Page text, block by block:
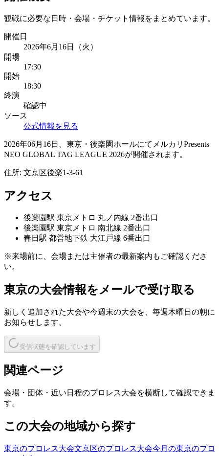
観戦に必要な日時・会場・チケット情報をまとめています。
開催日
2026年6月16日（火）
開場
17:30
開始
18:30
終演
確認中
ソース
公式情報を見る
2026年06月16日、東京・後楽園ホールにてメルカリPresents
NEO GLOBAL TAG LEAGUE 2026が開催されます。
住所: 文京区後楽1-3-61
アクセス
後楽園駅 東京メトロ 丸ノ内線 2番出口
後楽園駅 東京メトロ 南北線 2番出口
春日駅 都営地下鉄 大江戸線 6番出口
※来場前に、会場または主催者の最新案内もご確認くださ
い。
東京の大会情報をメールで受け取る
新しく追加された大会や今週末の大会を、 毎週木曜日の朝に
お知らせします。
受信状態を確認しています
関連ページ
会場・団体・近い日程のプロレス大会を横断して確認できま
す。
この大会の地域から探す
東京のプロレス大会文京区のプロレス大会今月の東京のプロ